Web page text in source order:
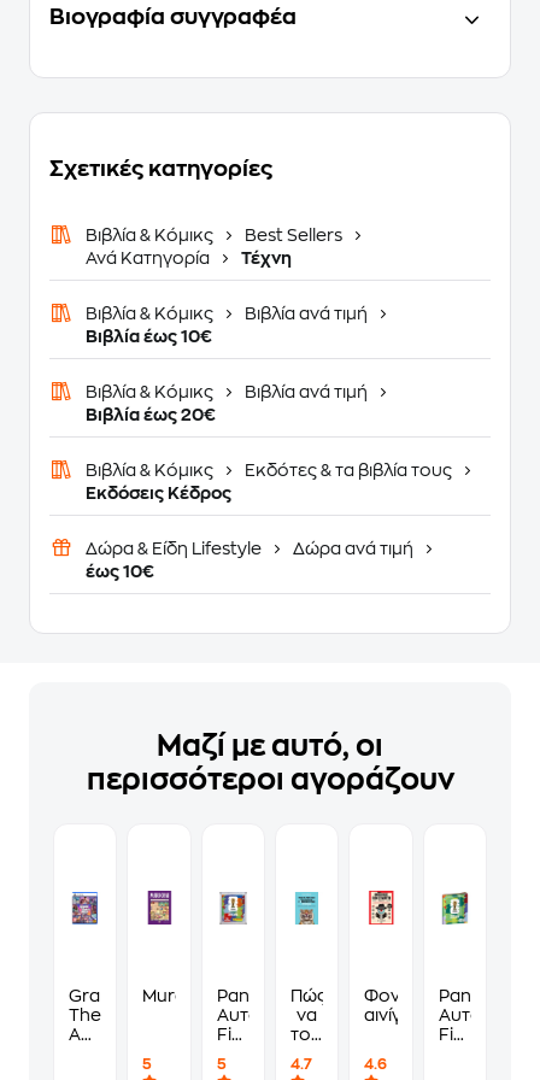
Βιογραφία συγγραφέα
Σχετικές κατηγορίες
Βιβλία & Κόμικς
Best Sellers
Ανά Κατηγορία
Τέχνη
Βιβλία & Κόμικς
Βιβλία ανά τιμή
Βιβλία έως 10€
Βιβλία & Κόμικς
Βιβλία ανά τιμή
Βιβλία έως 20€
Βιβλία & Κόμικς
Εκδότες & τα βιβλία τους
Εκδόσεις Κέδρος
Δώρα & Είδη Lifestyle
Δώρα ανά τιμή
έως 10€
Μαζί με αυτό, οι
περισσότεροι αγοράζουν
Grand
Theft
Auto
Standard
Murdoku
5
Panini
Αυτοκόλλητα
Fifa
Cup
5
Πώς
να
τους
να
4.7
Φονικά
αινίγματα
4.6
Panini
Fifa